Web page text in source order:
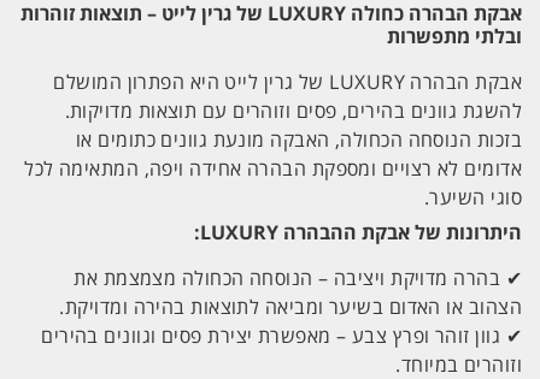
500
גרם
אבקת הבהרה כחולה LUXURY של גרין לייט – תוצאות זוהרות
ובלתי מתפשרות
אבקת הבהרה LUXURY של גרין לייט היא הפתרון המושלם
להשגת גוונים בהירים, פסים וזוהרים עם תוצאות מדויקות.
בזכות הנוסחה הכחולה, האבקה מונעת גוונים כתומים או
אדומים לא רצויים ומספקת הבהרה אחידה ויפה, המתאימה לכל
סוגי השיער.
היתרונות של אבקת ההבהרה LUXURY:
✔ בהרה מדויקת ויציבה – הנוסחה הכחולה מצמצמת את
הצהוב או האדום בשיער ומביאה לתוצאות בהירה ומדויקת.
✔ גוון זוהר ופרץ צבע – מאפשרת יצירת פסים וגוונים בהירים
וזוהרים במיוחד.